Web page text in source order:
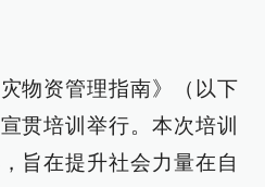
物资管理指南》（以下
贯培训举行。本次培训
旨在提升社会力量在自